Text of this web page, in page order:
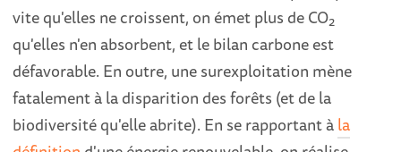
vite qu'elles ne croissent, on émet plus de CO2
qu'elles n'en absorbent, et le bilan carbone est
défavorable. En outre, une surexploitation mène
fatalement à la disparition des forêts (et de la
biodiversité qu'elle abrite). En se rapportant àla